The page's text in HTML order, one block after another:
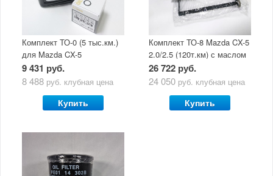
Комплект ТО-0 (5 тыс.км.)
для Mazda CX-5
(двигатель 2.0/2.5) с
маслом Mazda Original Oil
9 431 руб.
8 488 руб. клубная цена
Купить
Комплект ТО-8 Mazda CX-5
2.0/2.5 (120т.км) с маслом
Mazda Original Oil Ultra
5W30
26 722 руб.
24 050 руб. клубная цена
Купить